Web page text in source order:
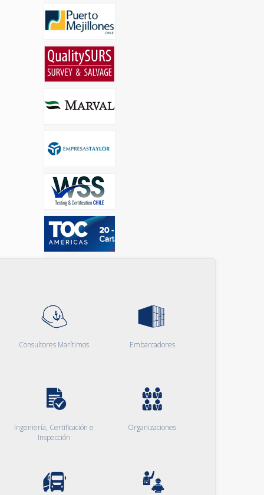
Consultores Marítimos Embarcadores
Ingeniería, Certificación e
Inspección
Organizaciones